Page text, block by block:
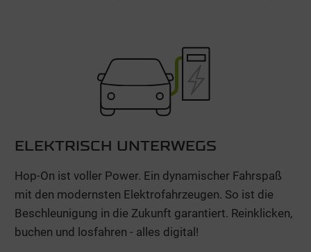
ELEKTRISCH UNTERWEGS
Hop-On ist voller Power. Ein dynamischer Fahrspaß
mit den modernsten Elektrofahrzeugen. So ist die
Beschleunigung in die Zukunft garantiert. Reinklicken,
buchen und losfahren - alles digital!